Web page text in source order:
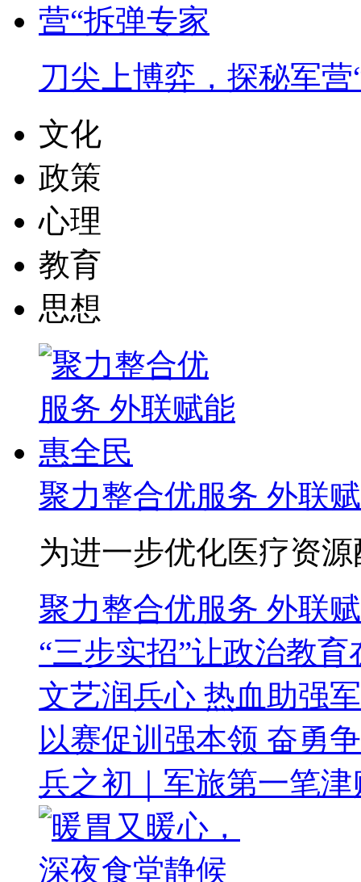
刀尖上博弈，探秘军
文化
政策
心理
教育
思想
聚力整合优服务 外联
为进一步优化医疗资
聚力整合优服务 外联
“三步实招”让政治教
文艺润兵心 热血助强
以赛促训强本领 奋勇
兵之初｜军旅第一笔